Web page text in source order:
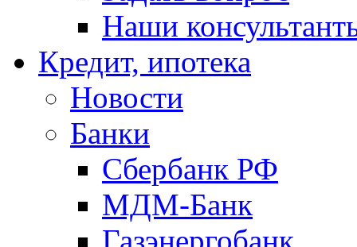
Наши
Кредит, ипотека
Новости
Банки
Сбербанк РФ
МДМ-Банк